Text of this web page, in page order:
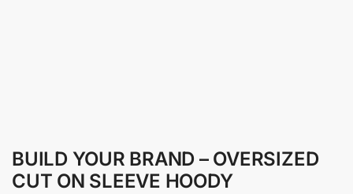
BUILD YOUR BRAND – OVERSIZED
CUT ON SLEEVE HOODY